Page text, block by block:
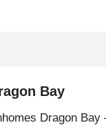
Bay
Dragon